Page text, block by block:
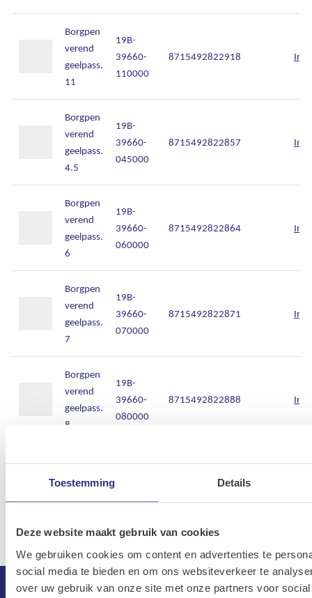
Toestemming Details
Deze website maakt gebruik van cookies
We gebruiken cookies om content en advertenties te
social media te bieden en om ons websiteverkeer te
over uw gebruik van onze site met onze partners voor
Over Kalkhuis
Contact
Borgpen
verend
geelpass.
11
19B-
39660-
110000
8715492822918
Borgpen
verend
geelpass.
4.5
19B-
39660-
045000
8715492822857
Borgpen
verend
geelpass.
6
19B-
39660-
060000
8715492822864
Borgpen
verend
geelpass.
7
19B-
39660-
070000
8715492822871
Borgpen
verend
geelpass.
8
19B-
39660-
080000
8715492822888
verend
095000
8715492822895